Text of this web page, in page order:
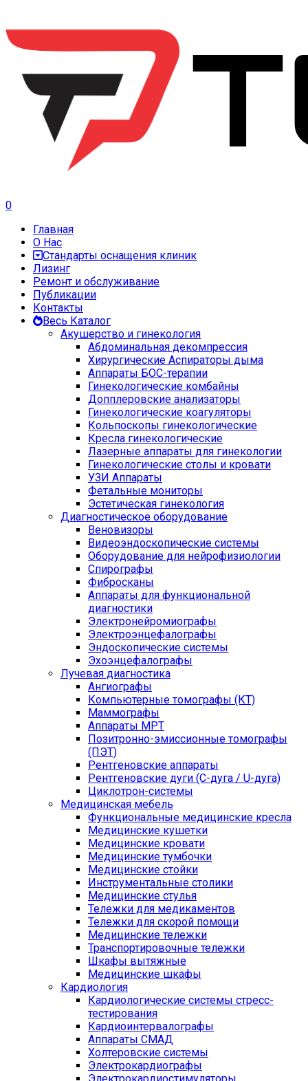
0
Главная
О Нас
Стандарты оснащения клиник
Лизинг
Ремонт и обслуживание
Публикации
Контакты
Весь Каталог
Акушерство и гинекология
Абдоминальная декомпрессия
Хирургические Аспираторы дыма
Аппараты БОС-терапии
Гинекологические комбайны
Допплеровские анализаторы
Гинекологические коагуляторы
Кольпоскопы гинекологические
Кресла гинекологические
Лазерные аппараты для гинекологии
Гинекологические столы и кровати
УЗИ Аппараты
Фетальные мониторы
Эстетическая гинекология
Диагностическое оборудование
Веновизоры
Видеоэндоскопические системы
Оборудование для нейрофизиологии
Спирографы
Фибросканы
Аппараты для функциональной
диагностики
Электронейромиографы
Электроэнцефалографы
Эндоскопические системы
Эхоэнцефалографы
Лучевая диагностика
Ангиографы
Компьютерные томографы (КТ)
Маммографы
Аппараты МРТ
Позитронно-эмиссионные томографы
(ПЭТ)
Рентгеновские аппараты
Рентгеновские дуги (С-дуга / U-дуга)
Циклотрон-системы
Медицинская мебель
Функциональные медицинские кресла
Медицинские кушетки
Медицинские кровати
Медицинские тумбочки
Медицинские стойки
Инструментальные столики
Медицинские стулья
Тележки для медикаментов
Тележки для скорой помощи
Медицинские тележки
Транспортировочные тележки
Шкафы вытяжные
Медицинские шкафы
Кардиология
Кардиологические системы стресс-
тестирования
Кардиоинтервалографы
Аппараты СМАД
Холтеровские системы
Электрокардиографы